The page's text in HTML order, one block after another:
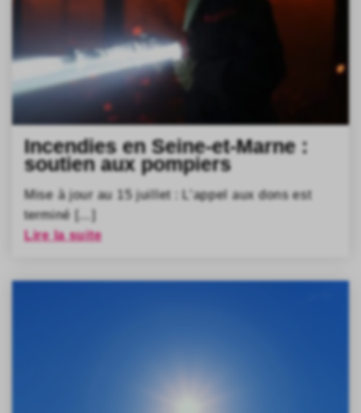
Incendies en Seine-et-Marne :
soutien aux pompiers
Mise à jour au 15 juillet : L’appel aux dons est
terminé […]
Lire la suite